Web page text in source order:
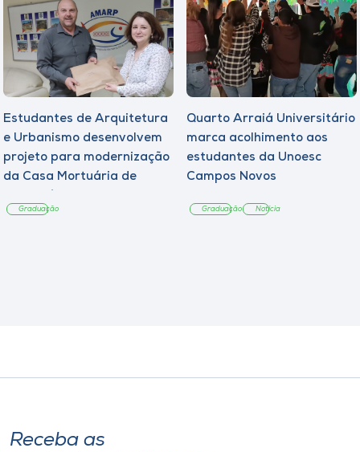
Estudantes de Arquitetura
e Urbanismo desenvolvem
projeto para modernização
da Casa Mortuária de
Graduação
Quarto Arraiá Universitário
marca acolhimento aos
estudantes da Unoesc
Campos Novos
Graduação Notícia
Receba as